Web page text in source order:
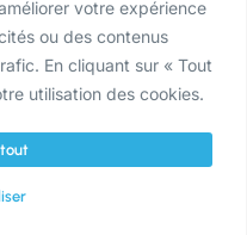
votre expérience
ou des contenus
En cliquant sur « Tout
utilisation des cookies.